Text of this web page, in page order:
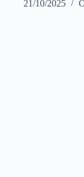
21/10/2025